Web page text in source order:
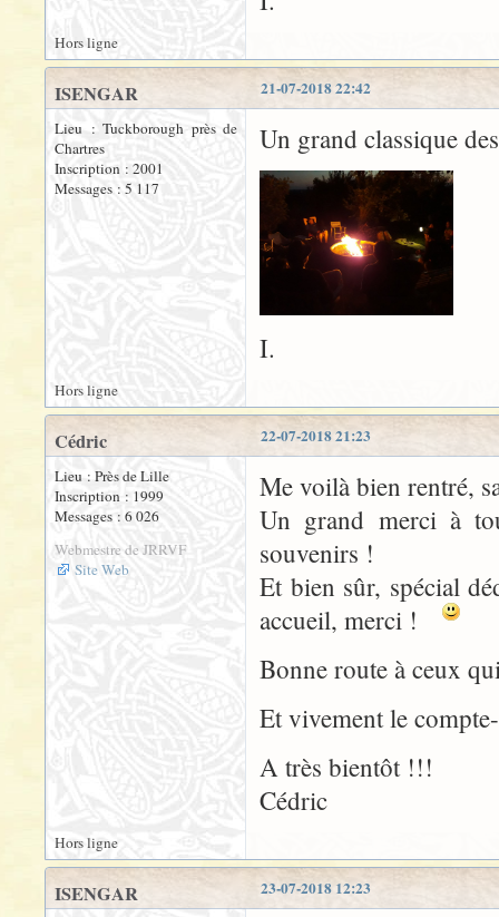
Hors ligne
21-07-2018 22:42
ISENGAR
Lieu : Tuckborough près de
Chartres
Inscription : 2001
Messages : 5 117
Un grand classique
I.
Hors ligne
22-07-2018 21:23
Cédric
Lieu : Près de Lille
Inscription : 1999
Messages : 6 026
Webmestre de JRRVF
Site Web
Me voilà bien rentré,
Un grand merci à
souvenirs !
Et bien sûr, spécial
accueil, merci !
Bonne route à ceux
Et vivement le
A très bientôt !!!
Cédric
Hors ligne
23-07-2018 12:23
ISENGAR